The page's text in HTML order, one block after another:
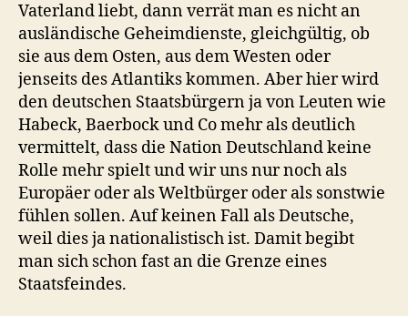
Vaterland liebt, dann verrät man es nicht an
ausländische Geheimdienste, gleichgültig, ob
sie aus dem Osten, aus dem Westen oder
jenseits des Atlantiks kommen. Aber hier wird
den deutschen Staatsbürgern ja von Leuten wie
Habeck, Baerbock und Co mehr als deutlich
vermittelt, dass die Nation Deutschland keine
Rolle mehr spielt und wir uns nur noch als
Europäer oder als Weltbürger oder als sonstwie
fühlen sollen. Auf keinen Fall als Deutsche,
weil dies ja nationalistisch ist. Damit begibt
man sich schon fast an die Grenze eines
Staatsfeindes.